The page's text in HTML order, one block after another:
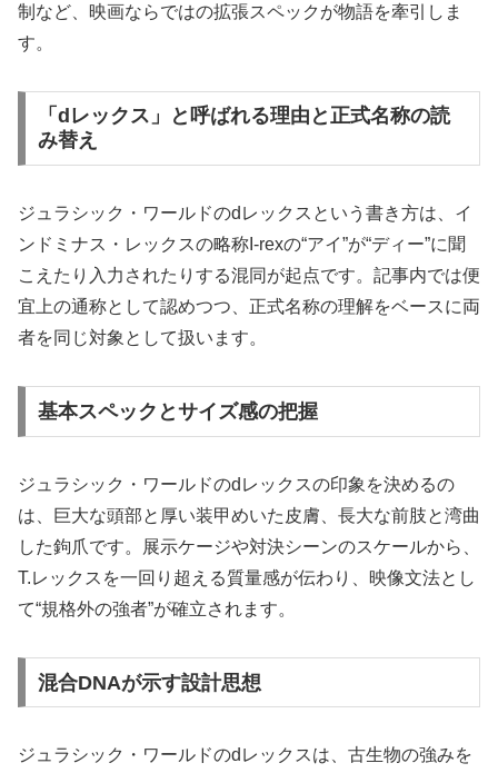
制など、映画ならではの拡張スペックが物語を牽引しま
す。
「dレックス」と呼ばれる理由と正式名称の読
み替え
ジュラシック・ワールドのdレックスという書き方は、イ
ンドミナス・レックスの略称I-rexの“アイ”が“ディー”に聞
こえたり入力されたりする混同が起点です。記事内では便
宜上の通称として認めつつ、正式名称の理解をベースに両
者を同じ対象として扱います。
基本スペックとサイズ感の把握
ジュラシック・ワールドのdレックスの印象を決めるの
は、巨大な頭部と厚い装甲めいた皮膚、長大な前肢と湾曲
した鉤爪です。展示ケージや対決シーンのスケールから、
T.レックスを一回り超える質量感が伝わり、映像文法とし
て“規格外の強者”が確立されます。
混合DNAが示す設計思想
ジュラシック・ワールドのdレックスは、古生物の強みを